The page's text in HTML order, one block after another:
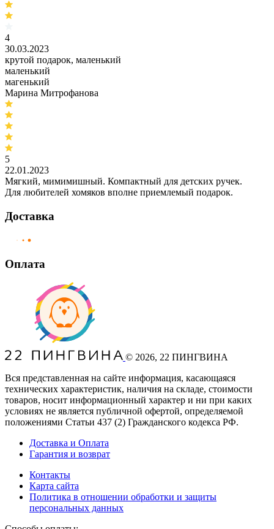
4
30.03.2023
крутой подарок, маленький
маленький
магенький
Марина Митрофанова
5
22.01.2023
Мягкий, мимимишный. Компактный для детских ручек.
Для любителей хомяков вполне приемлемый подарок.
Доставка
Оплата
© 2026, 22 ПИНГВИНА
Вся представленная на сайте информация, касающаяся
технических характеристик, наличия на складе, стоимости
товаров, носит информационный характер и ни при каких
условиях не является публичной офертой, определяемой
положениями Статьи 437 (2) Гражданского кодекса РФ.
Доставка и Оплата
Гарантия и возврат
Контакты
Карта сайта
Политика в отношении обработки и защиты
персональных данных